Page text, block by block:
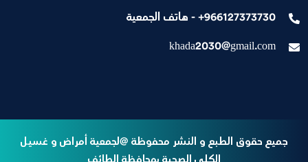
966127373730+ - هاتف الجمعية
khada2030@gmail.com
جميع حقوق الطبع و النشر محفوظة @لجمعية أمراض و غسيل